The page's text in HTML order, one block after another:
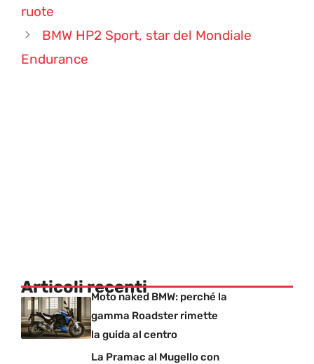
ruote
BMW HP2 Sport, star del Mondiale
Endurance
Articoli recentiMoto naked BMW: perché la
gamma Roadster rimette
la guida al centro
La Pramac al Mugello con